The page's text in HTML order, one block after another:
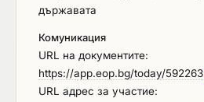
държавата
Комуникация
URL на документите:
https://app.eop.bg/today/592263
URL адрес за участие: